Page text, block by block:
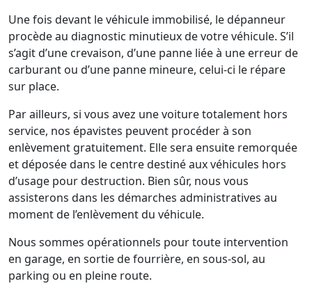
Une fois devant le véhicule immobilisé, le dépanneur
procède au diagnostic minutieux de votre véhicule. S’il
s’agit d’une crevaison, d’une panne liée à une erreur de
carburant ou d’une panne mineure, celui-ci le répare
sur place.
Par ailleurs, si vous avez une voiture totalement hors
service, nos épavistes peuvent procéder à son
enlèvement gratuitement. Elle sera ensuite remorquée
et déposée dans le centre destiné aux véhicules hors
d’usage pour destruction. Bien sûr, nous vous
assisterons dans les démarches administratives au
moment de l’enlèvement du véhicule.
Nous sommes opérationnels pour toute intervention
en garage, en sortie de fourrière, en sous-sol, au
parking ou en pleine route.